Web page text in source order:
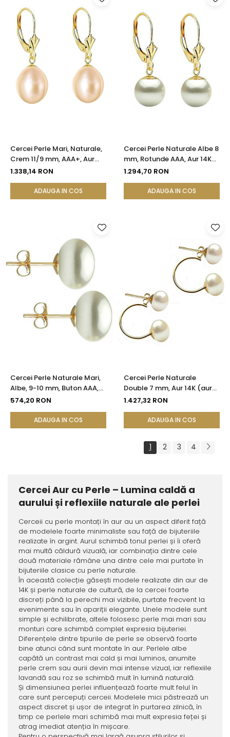
Cercei Perle Mari, Naturale,
Crem 11/9 mm, AAA+, Aur
14K (aur 585), Forma
1.338,14 RON
ADAUGA IN COS
Cercei Perle Naturale Albe 8
mm, Rotunde AAA, Aur 14K
(aur 585), Model Lalea |
1.294,70 RON
ADAUGA IN COS
Cercei Perle Naturale Mari,
Albe, 9-10 mm, Buton AAA,
Aur 14K (aur 585), Tip Șurub |
574,20 RON
ADAUGA IN COS
Cercei Perle Naturale
Double 7 mm, Aur 14K (aur
585), Simetrici și Versatili |
1.427,32 RON
ADAUGA IN COS
1 2 3 4
Cercei Aur cu Perle – Lumina caldă a
aurului și reflexiile naturale ale perlei
Cerceii cu perle montați în aur au un aspect diferit față
de modelele foarte minimaliste sau față de bijuteriile
realizate în argint. Aurul schimbă tonul perlei și îi oferă
mai multă căldură vizuală, iar combinația dintre cele
două materiale rămâne una dintre cele mai purtate în
bijuteriile clasice cu perle naturale.
În această colecție găsești modele realizate din aur de
14K și perle naturale de cultură, de la cercei foarte
discreți până la perechi mai vizibile, purtate frecvent la
evenimente sau în apariții elegante. Unele modele sunt
simple și echilibrate, altele folosesc perle mai mari sau
monturi care schimbă complet expresia bijuteriei.
Diferențele dintre tipurile de perle se observă foarte
bine atunci când sunt montate în aur. Perlele albe
capătă un contrast mai cald și mai luminos, anumite
perle crem sau aurii devin mai intense vizual, iar reflexiile
lavandă sau roz se schimbă mult în lumină naturală.
Și dimensiunea perlei influențează foarte mult felul în
care sunt percepuți cerceii. Modelele mici păstrează un
aspect discret și ușor de integrat în purtarea zilnică, în
timp ce perlele mari schimbă mai mult expresia feței și
atrag imediat atenția în mișcare.